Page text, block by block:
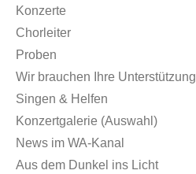
Konzerte
Chorleiter
Proben
Wir brauchen Ihre Unterstützung
Singen & Helfen
Konzertgalerie (Auswahl)
News im WA-Kanal
Aus dem Dunkel ins Licht